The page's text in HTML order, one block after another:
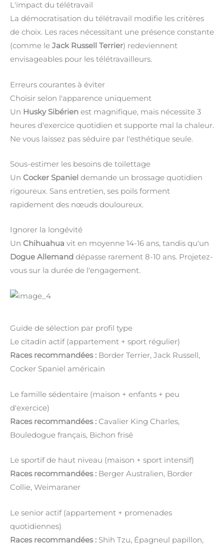
L'impact du télétravail
La démocratisation du télétravail modifie les critères
de choix. Les races nécessitant une présence constante
(comme le Jack Russell Terrier) redeviennent
envisageables pour les télétravailleurs.
Erreurs courantes à éviter
Choisir selon l'apparence uniquement
Un Husky Sibérien est magnifique, mais nécessite 3
heures d'exercice quotidien et supporte mal la chaleur.
Ne vous laissez pas séduire par l'esthétique seule.
Sous-estimer les besoins de toilettage
Un Cocker Spaniel demande un brossage quotidien
rigoureux. Sans entretien, ses poils forment
rapidement des nœuds douloureux.
Ignorer la longévité
Un Chihuahua vit en moyenne 14-16 ans, tandis qu'un
Dogue Allemand dépasse rarement 8-10 ans. Projetez-
vous sur la durée de l'engagement.
Guide de sélection par profil type
Le citadin actif (appartement + sport régulier)
Races recommandées : Border Terrier, Jack Russell,
Cocker Spaniel américain
Le famille sédentaire (maison + enfants + peu
d'exercice)
Races recommandées : Cavalier King Charles,
Bouledogue français, Bichon frisé
Le sportif de haut niveau (maison + sport intensif)
Races recommandées : Berger Australien, Border
Collie, Weimaraner
Le senior actif (appartement + promenades
quotidiennes)
Races recommandées : Shih Tzu, Épagneul papillon,